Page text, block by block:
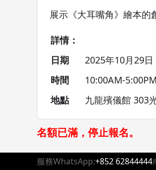
展示《大耳嘴角》繪本的
詳情：
日期
2025年10月29日
時間
10:00AM-5:00PM
地點
九龍殯儀館 303
名額已滿，停止報名。
服務WhatsApp:+852 62844444